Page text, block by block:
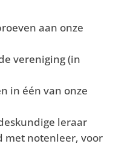
aan onze
vereniging (in
in één van onze
leraar
met notenleer, voor